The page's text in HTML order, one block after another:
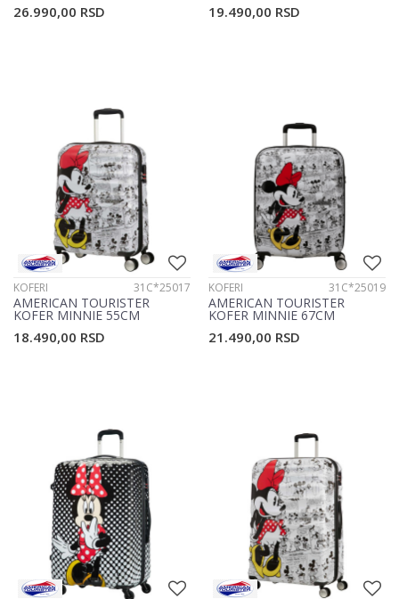
26.990,00 RSD 19.490,00 RSD
KOFERI 31C*25017
AMERICAN TOURISTER
KOFER MINNIE 55CM
18.490,00 RSD
KOFERI 31C*25019
AMERICAN TOURISTER
KOFER MINNIE 67CM
21.490,00 RSD